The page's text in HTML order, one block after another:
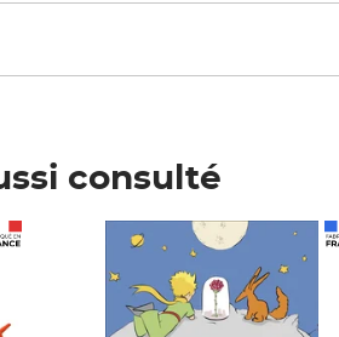
consulté
Prix 7,50€